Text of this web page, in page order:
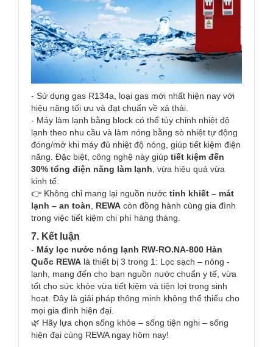
- Sử dụng gas R134a, loại gas mới nhất hiện nay với
hiệu năng tối ưu và đạt chuẩn về xả thải.
- Máy làm lạnh bằng block có thể tùy chỉnh nhiệt độ
lạnh theo nhu cầu và làm nóng bằng sò nhiệt tự động
đóng/mở khi máy đủ nhiệt độ nóng, giúp tiết kiệm điện
năng. Đặc biệt, công nghệ này giúp tiết kiệm đến
30% tổng điện năng làm lạnh, vừa hiệu quả vừa
kinh tế.
👉 Không chỉ mang lại nguồn nước tinh khiết – mát
lạnh – an toàn, REWA còn đồng hành cùng gia đình
trong việc tiết kiệm chi phí hàng tháng.
7. Kết luận
- Máy lọc nước nóng lạnh RW-RO.NA-800 Hàn
Quốc REWA là thiết bị 3 trong 1: Lọc sạch – nóng -
lạnh, mang đến cho bạn nguồn nước chuẩn y tế, vừa
tốt cho sức khỏe vừa tiết kiệm và tiện lợi trong sinh
hoạt. Đây là giải pháp thông minh không thể thiếu cho
mọi gia đình hiện đại.
🌿 Hãy lựa chọn sống khỏe – sống tiện nghi – sống
hiện đại cùng REWA ngay hôm nay!